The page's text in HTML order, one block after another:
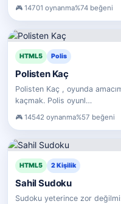
14701 oynanma%74 beğeni
HTML5 Polis
Polisten Kaç
Polisten Kaç , oyunda
kaçmak. Polis oyunl…
14542 oynanma%57 beğeni
HTML5 2 Kişilik
Sahil Sudoku
Sudoku yeterince zor